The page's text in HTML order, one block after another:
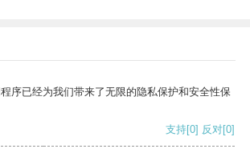
序已经为我们带来了无限的隐私保护和安全性保
支持[0] 反对[0]